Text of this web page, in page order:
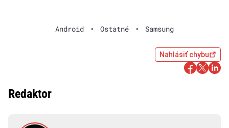
Android • Ostatné • Samsung
Nahlásiť chybu
Redaktor